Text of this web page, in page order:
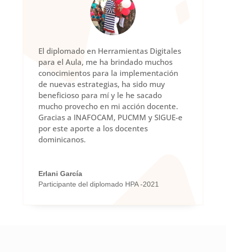
El diplomado en Herramientas Digitales
para el Aula, me ha brindado muchos
conocimientos para la implementación
de nuevas estrategias, ha sido muy
beneficioso para mí y le he sacado
mucho provecho en mi acción docente.
Gracias a INAFOCAM, PUCMM y SIGUE-e
por este aporte a los docentes
dominicanos.
Erlani García
Participante del diplomado HPA -2021